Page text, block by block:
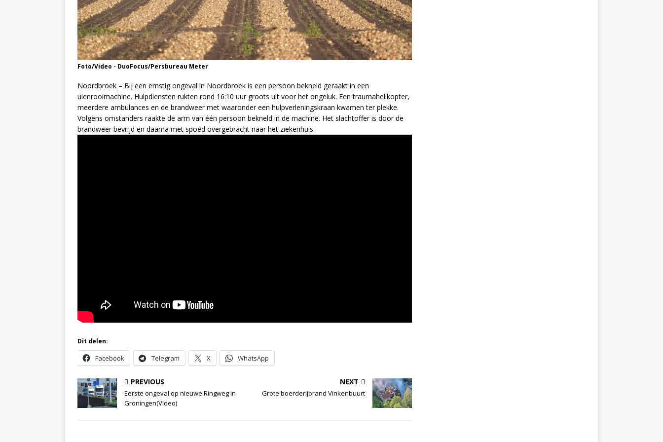
Foto/Video - DuoFocus/Persbureau Meter
Noordbroek – Bij een ernstig ongeval in Noordbroek is een persoon bekneld geraakt in een
uienrooimachine. Hulpdiensten rukten rond 16:10 uur groots uit voor het ongeluk. Een traumahelikopter,
meerdere ambulances en de brandweer met waaronder een hulpverleningskraan kwamen ter plekke.
Volgens omstanders raakte de arm van één persoon bekneld in de machine. Het slachtoffer is door de
brandweer bevrijd en daarna met spoed overgebracht naar het ziekenhuis.
Dit delen:
Facebook Telegram X WhatsApp
PREVIOUS
Eerste ongeval op nieuwe Ringweg in
Groningen(Video)
NEXT
Grote boerderijbrand Vinkenbuurt